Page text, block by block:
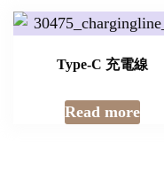
Type-C 充電線
Read more